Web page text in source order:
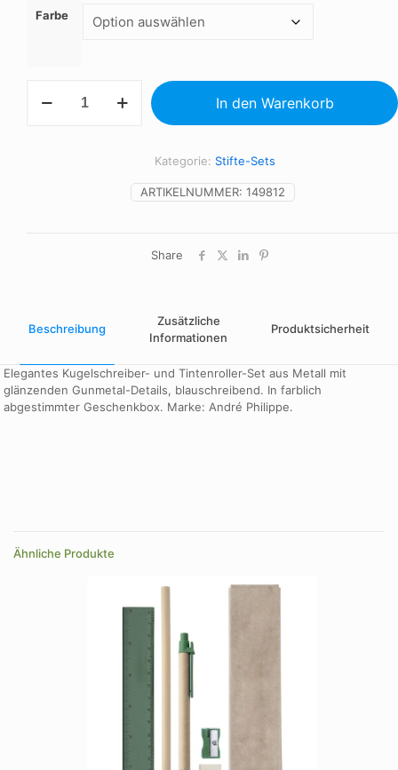
Farbe
Menge
In den Warenkorb
ARTIKELNUMMER: 149812
Kategorie: Stifte-Sets
Share
Beschreibung
Zusätzliche
Informationen
Produktsicherheit
Elegantes Kugelschreiber- und Tintenroller-Set aus Metall mit
glänzenden Gunmetal-Details, blauschreibend. In farblich
abgestimmter Geschenkbox. Marke: André Philippe.
Ähnliche Produkte